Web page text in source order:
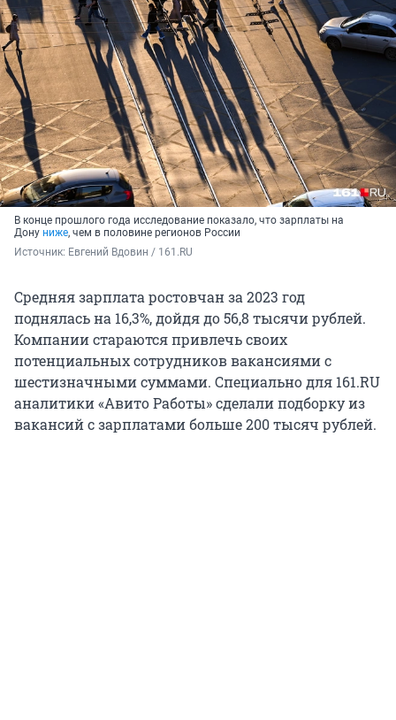
В конце прошлого года исследование показало, что зарплаты на
Дону ниже, чем в половине регионов России
Источник: Евгений Вдовин / 161.RU
Средняя зарплата ростовчан за 2023 год
поднялась на 16,3%, дойдя до 56,8 тысячи рублей.
Компании стараются привлечь своих
потенциальных сотрудников вакансиями с
шестизначными суммами. Специально для 161.RU
аналитики «Авито Работы» сделали подборку из
вакансий с зарплатами больше 200 тысяч рублей.